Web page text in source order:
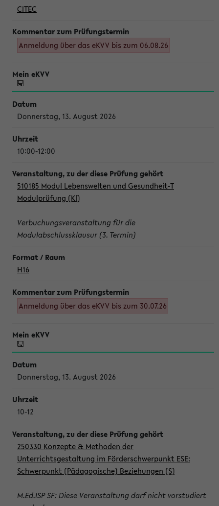
CITEC
Anmeldung über das eKVV bis zum 06.08.26
Donnerstag, 13. August 2026
10:00-12:00
510185 Modul Lebenswelten und Gesundheit-T
Modulprüfung (Kl)
Verbuchungsveranstaltung für die
Modulabschlussklausur (3. Termin)
H16
Anmeldung über das eKVV bis zum 30.07.26
Donnerstag, 13. August 2026
10-12
250330 Konzepte & Methoden der
Unterrichtsgestaltung im Förderschwerpunkt ESE:
Schwerpunkt (Pädagogische) Beziehungen (S)
M.Ed.ISP SF: Diese Veranstaltung darf nicht vorstudiert